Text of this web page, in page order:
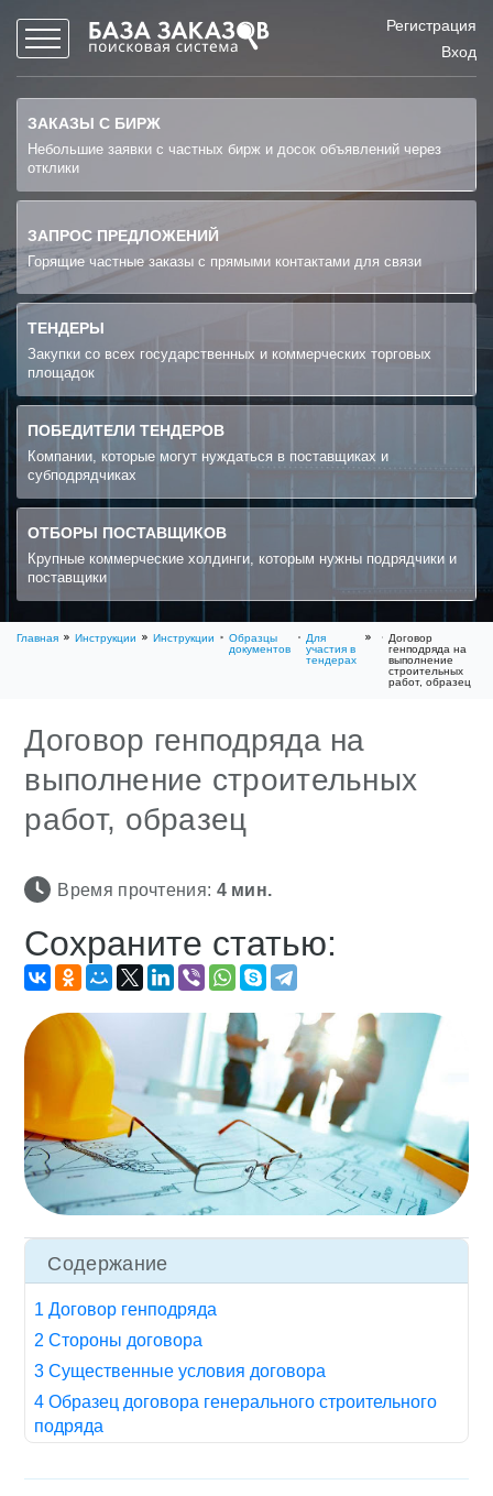
Регистрация
Вход
ЗАКАЗЫ С БИРЖ
Небольшие заявки с частных бирж и досок объявлений через
отклики
ЗАПРОС ПРЕДЛОЖЕНИЙ
Горящие частные заказы с прямыми контактами для связи
ТЕНДЕРЫ
Закупки со всех государственных и коммерческих торговых
площадок
ПОБЕДИТЕЛИ ТЕНДЕРОВ
Компании, которые могут нуждаться в поставщиках и
субподрядчиках
ОТБОРЫ ПОСТАВЩИКОВ
Крупные коммерческие холдинги, которым нужны подрядчики и
поставщики
Главная Инструкции Инструкции
Образцы
документов
Для
участия в
тендерах
Договор
генподряда на
выполнение
строительных
работ, образец
Договор генподряда на
выполнение строительных
работ, образец
Время прочтения: 4мин.
Сохраните статью:
Содержание
1 Договор генподряда
2 Стороны договора
3 Существенные условия договора
4 Образец договора генерального строительного
подряда